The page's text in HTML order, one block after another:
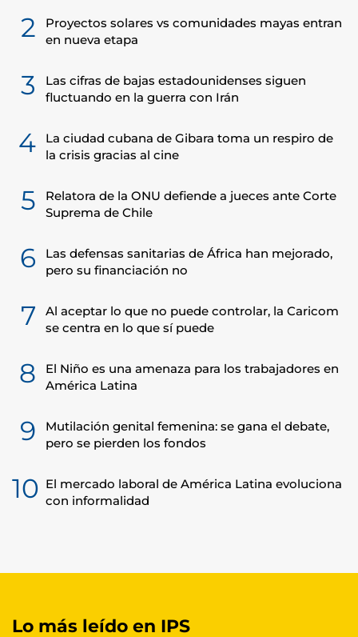
2
Proyectos solares vs comunidades mayas entran
en nueva etapa
3
Las cifras de bajas estadounidenses siguen
fluctuando en la guerra con Irán
4
La ciudad cubana de Gibara toma un respiro de
la crisis gracias al cine
5
Relatora de la ONU defiende a jueces ante Corte
Suprema de Chile
6
Las defensas sanitarias de África han mejorado,
pero su financiación no
7
Al aceptar lo que no puede controlar, la Caricom
se centra en lo que sí puede
8
El Niño es una amenaza para los trabajadores en
América Latina
9
Mutilación genital femenina: se gana el debate,
pero se pierden los fondos
10 El mercado laboral de América Latina evoluciona
con informalidad
Lo más leído en IPS